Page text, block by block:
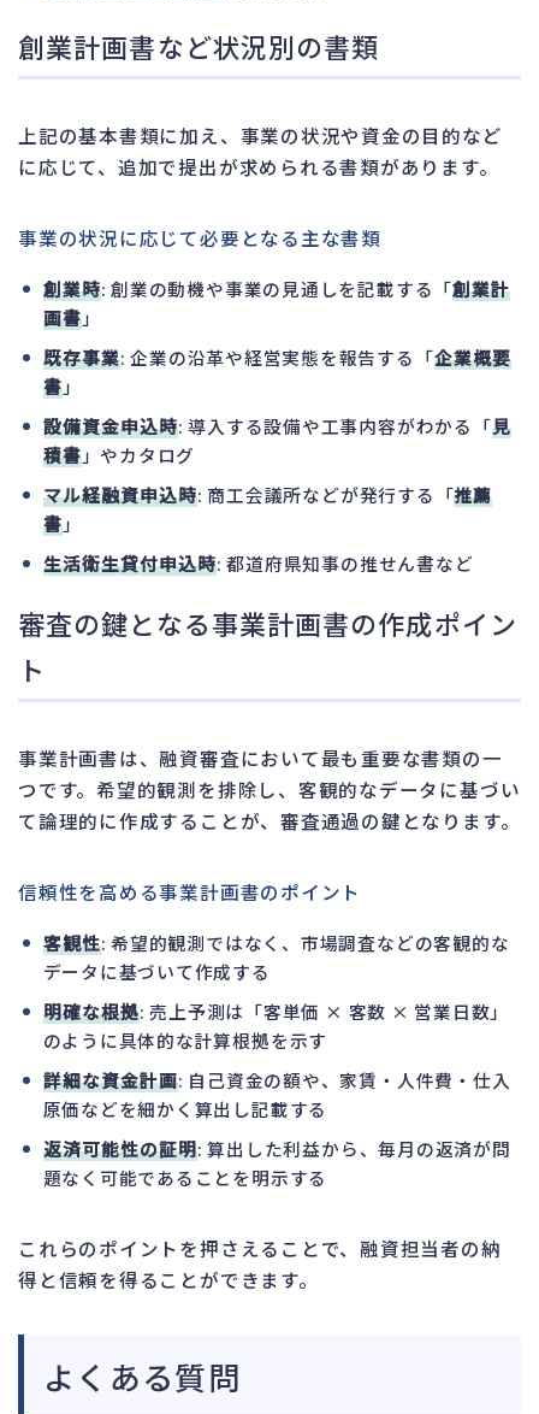
創業計画書など状況別の書類
上記の基本書類に加え、事業の状況や資金の目的など
に応じて、追加で提出が求められる書類があります。
事業の状況に応じて必要となる主な書類
創業時: 創業の動機や事業の見通しを記載する「創業計
画書」
既存事業: 企業の沿革や経営実態を報告する「企業概要
書」
設備資金申込時: 導入する設備や工事内容がわかる「見
積書」やカタログ
マル経融資申込時: 商工会議所などが発行する「推薦
書」
生活衛生貸付申込時: 都道府県知事の推せん書など
審査の鍵となる事業計画書の作成ポイン
ト
事業計画書は、融資審査において最も重要な書類の一
つです。希望的観測を排除し、客観的なデータに基づい
て論理的に作成することが、審査通過の鍵となります。
信頼性を高める事業計画書のポイント
客観性: 希望的観測ではなく、市場調査などの客観的な
データに基づいて作成する
明確な根拠: 売上予測は「客単価 × 客数 × 営業日数」
のように具体的な計算根拠を示す
詳細な資金計画: 自己資金の額や、家賃・人件費・仕入
原価などを細かく算出し記載する
返済可能性の証明: 算出した利益から、毎月の返済が問
題なく可能であることを明示する
これらのポイントを押さえることで、融資担当者の納
得と信頼を得ることができます。
よくある質問